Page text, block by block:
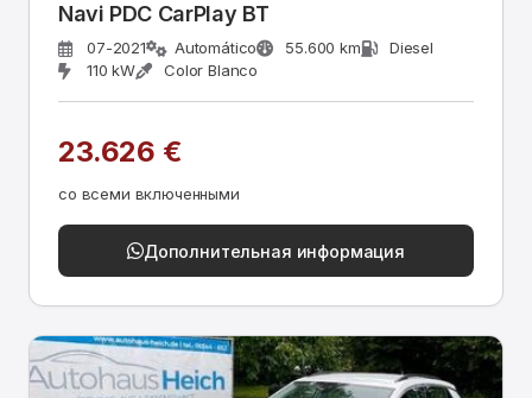
Navi PDC CarPlay BT
07-2021 Automático 55.600 km
Diesel
110 kW
Color Blanco
23.626 €
со всеми включенными
Дополнительная информация